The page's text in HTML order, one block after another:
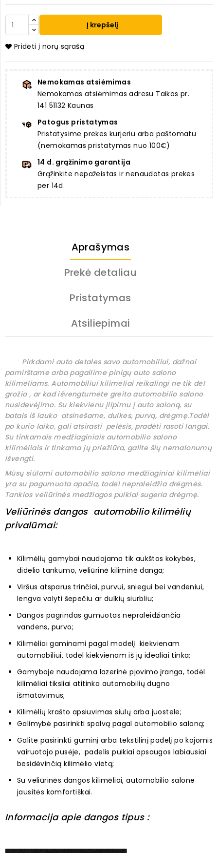
Į krepšelį
Pridėti į norų sąrašą
Nemokamas atsiėmimas
Nemokamas atsiėmimas adresu Taikos pr.
141 51132 Kaunas
Patogus pristatymas
Pristatysime prekes kurjeriu arba paštomatu
(nemokamas pristatymas nuo 100€)
14 d. grąžinimo garantija
Grąžinkite nepažeistas ir nenaudotas prekes
per 14d.
Aprašymas
Prekė detaliau
Pristatymas
Atsiliepimai
Pirkdami auto detales savo automobiliui, dažnai
pamirštame arba pagailime pinigų auto salono
kilimėliams. Automobiliui kilimėliai reikalingi ne tik dėl
grožio , ar kad išvengtumėte greito automobilio salono
nusidevėjimo. Su kiekvienu įlipimu į auto saloną, su
batais iš lauko atsinešame, dulkes, purvą, drėgmę.Todėl
po kurio laiko, gali atsirasti pelėsis, pradėti rasoti langai.
Su tinkamais medžiaginiais automobilio salono
kilimėliais ir tinkama jų priežiūra, galite šių nemalonumų
išvengti.
Mūsų siūlomi automobilio salono medžiaginiai kilimėliai
yra su pagumuota apačia, todel nepraleidžia drėgmės.
Tankios veliūrinės medžiagos puikiai sugeria drėgmę.
Veliūrinės dangos automobilio kilimėlių
privalūmai:
Kilimėlių gamybai naudojama tik aukštos kokybės,
didelio tankumo, veliūrinė kiliminė danga;
Viršus atsparus trinčiai, purvui, sniegui bei vandeniui,
lengva valyti šepečiu ar dulkių siurbliu;
Dangos pagrindas gumuotas nepraleidžiančia
vandens, purvo;
Kilimėliai gaminami pagal modelį kiekvienam
automobiliui, todėl kiekvienam iš jų idealiai tinka;
Gamyboje naudojama lazerinė pjovimo įranga, todėl
kilimėliai tiksliai atitinka automobilių dugno
išmatavimus;
Kilimėlių krašto apsiuvimas siulų arba juostele;
Galimybė pasirinkti spalvą pagal automobilio saloną;
Galite pasirinkti guminį arba tekstilinį padelį po kojomis
vairuotojo pusėje, padelis puikiai apsaugos labiausiai
besidėvinčią kilimėlio vietą;
Su veliūrinės dangos kilimėliai, automobilio salone
jausitės komfortiškai.
Informacija apie dangos tipus :